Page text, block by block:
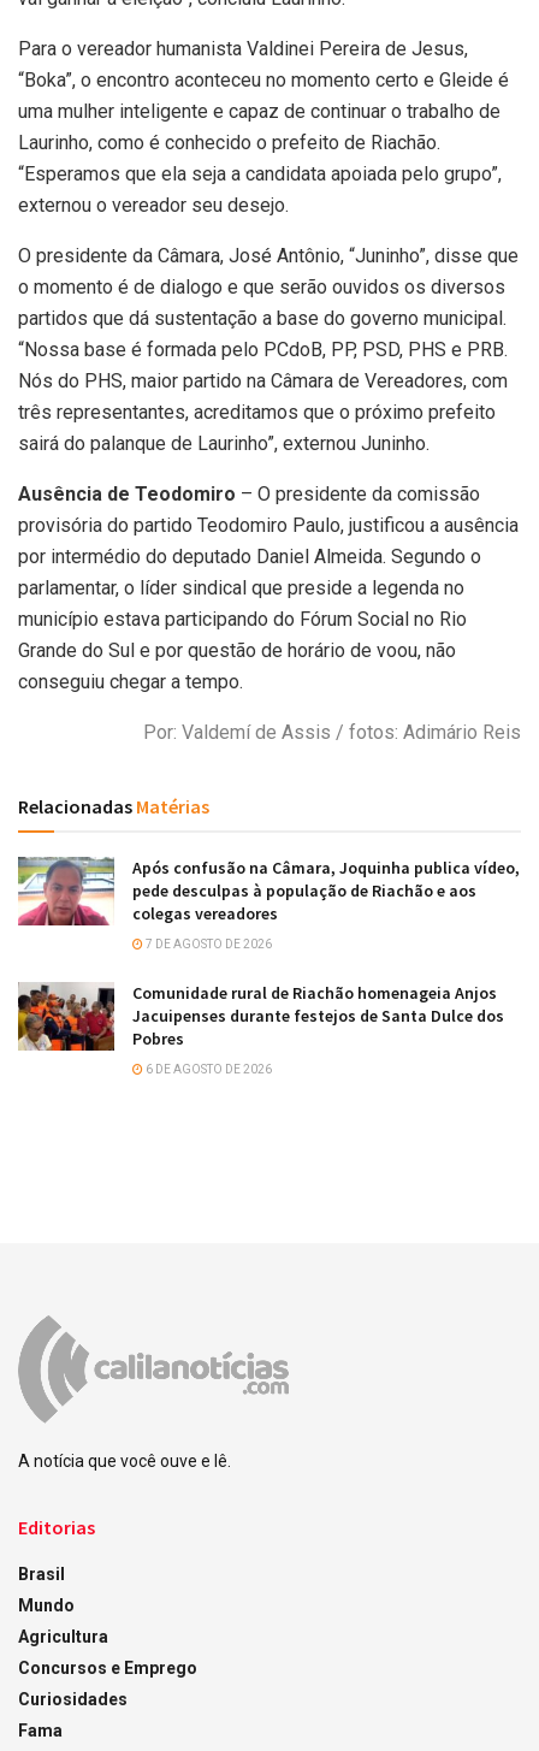
Para o vereador humanista Valdinei Pereira de Jesus,
“Boka”, o encontro aconteceu no momento certo e Gleide é
uma mulher inteligente e capaz de continuar o trabalho de
Laurinho, como é conhecido o prefeito de Riachão.
“Esperamos que ela seja a candidata apoiada pelo grupo”,
externou o vereador seu desejo.
O presidente da Câmara, José Antônio, “Juninho”, disse que
o momento é de dialogo e que serão ouvidos os diversos
partidos que dá sustentação a base do governo municipal.
“Nossa base é formada pelo PCdoB, PP, PSD, PHS e PRB.
Nós do PHS, maior partido na Câmara de Vereadores, com
três representantes, acreditamos que o próximo prefeito
sairá do palanque de Laurinho”, externou Juninho.
Ausência de Teodomiro – O presidente da comissão
provisória do partido Teodomiro Paulo, justificou a ausência
por intermédio do deputado Daniel Almeida. Segundo o
parlamentar, o líder sindical que preside a legenda no
município estava participando do Fórum Social no Rio
Grande do Sul e por questão de horário de voou, não
conseguiu chegar a tempo.
Por: Valdemí de Assis / fotos: Adimário Reis
Relacionadas Matérias
Após confusão na Câmara, Joquinha publica vídeo,
pede desculpas à população de Riachão e aos
colegas vereadores
7 DE AGOSTO DE 2026
Comunidade rural de Riachão homenageia Anjos
Jacuipenses durante festejos de Santa Dulce dos
Pobres
6 DE AGOSTO DE 2026
A notícia que você ouve e lê.
Editorias
Brasil
Mundo
Agricultura
Concursos e Emprego
Curiosidades
Fama